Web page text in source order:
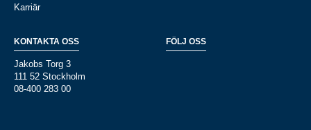
Karriär
KONTAKTA OSS
Jakobs Torg 3
111 52 Stockholm
08-400 283 00
FÖLJ OSS